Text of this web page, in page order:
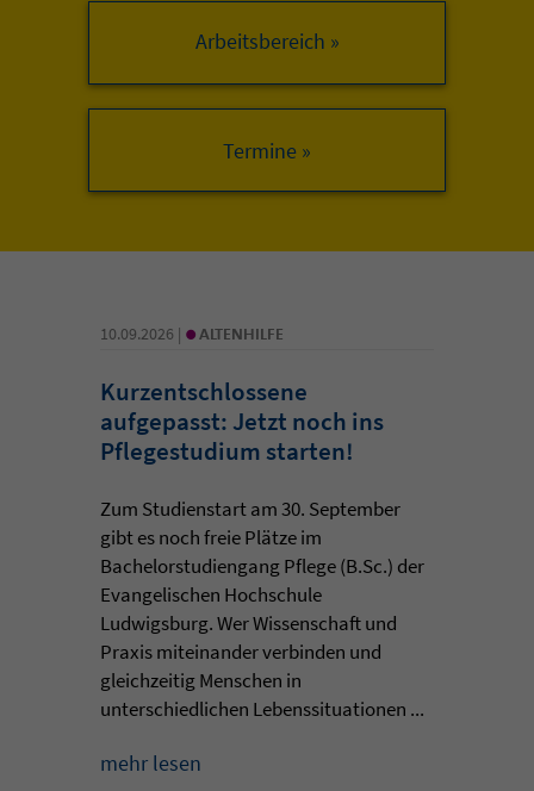
Arbeitsbereich »
10.09.2026 | • ALTENHILFE
Kurzentschlossene
aufgepasst: Jetzt noch ins
Pflegestudium starten!
Zum Studienstart am 30. September
gibt es noch freie Plätze im
Bachelorstudiengang Pflege (B.Sc.) der
Evangelischen Hochschule
Ludwigsburg. Wer Wissenschaft und
Praxis miteinander verbinden und
gleichzeitig Menschen in
unterschiedlichen Lebenssituationen ...
mehr lesen